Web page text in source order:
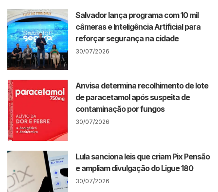
Salvador lança programa com 10 mil
câmeras e Inteligência Artificial para
reforçar segurança na cidade
30/07/2026
Anvisa determina recolhimento de lote
de paracetamol após suspeita de
contaminação por fungos
30/07/2026
Lula sanciona leis que criam Pix Pensão
e ampliam divulgação do Ligue 180
30/07/2026